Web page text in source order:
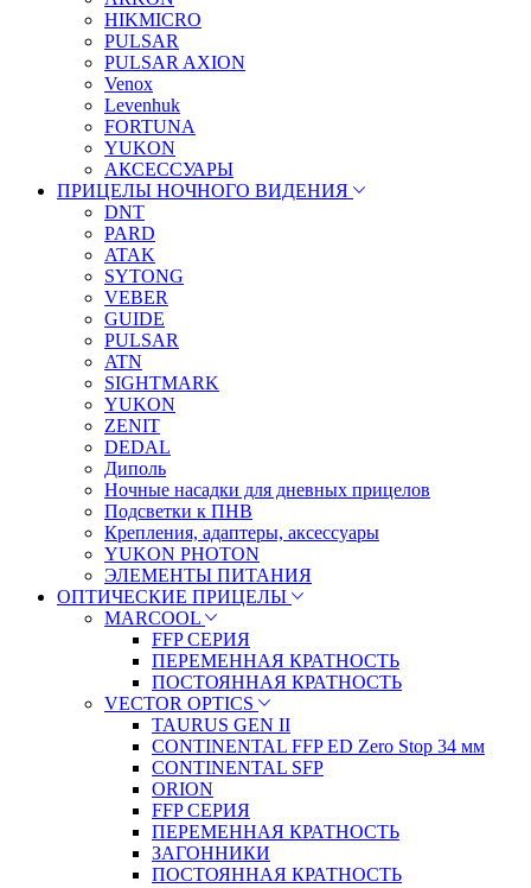
HIKMICRO
PULSAR
PULSAR AXION
Venox
Levenhuk
FORTUNA
YUKON
АКСЕССУАРЫ
ПРИЦЕЛЫ НОЧНОГО ВИДЕНИЯ
DNT
PARD
ATAK
SYTONG
VEBER
GUIDE
PULSAR
ATN
SIGHTMARK
YUKON
ZENIT
DEDAL
Диполь
Ночные насадки для дневных прицелов
Подсветки к ПНВ
Крепления, адаптеры, аксессуары
YUKON PHOTON
ЭЛЕМЕНТЫ ПИТАНИЯ
ОПТИЧЕСКИЕ ПРИЦЕЛЫ
MARCOOL
FFP СЕРИЯ
ПЕРЕМЕННАЯ КРАТНОСТЬ
ПОСТОЯННАЯ КРАТНОСТЬ
VECTOR OPTICS
TAURUS GEN II
CONTINENTAL FFP ED Zero Stop 34 мм
CONTINENTAL SFP
ORION
FFP СЕРИЯ
ПЕРЕМЕННАЯ КРАТНОСТЬ
ЗАГОННИКИ
ПОСТОЯННАЯ КРАТНОСТЬ